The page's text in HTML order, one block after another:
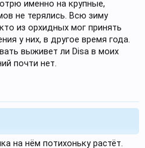
именно на крупные,
не терялись. Всю зиму
из орхидных мог принять
у них, в другое время года.
выживет ли Disa в моих
почти нет.
на нём потихоньку растёт.